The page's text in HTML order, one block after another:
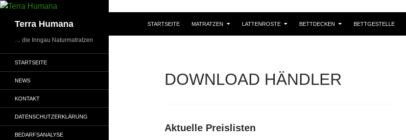
Zum
springenTerra Humana STARTSEITE MATRATZEN LATTENROSTE BETTDECKEN BETTGESTELLE
DOWNLOAD HÄNDLER
Aktuelle Preislisten
… die Inngau Naturmatratzen
STARTSEITE
NEWS
KONTAKT
DATENSCHUTZERKLÄRUNG
BEDARFSANALYSE